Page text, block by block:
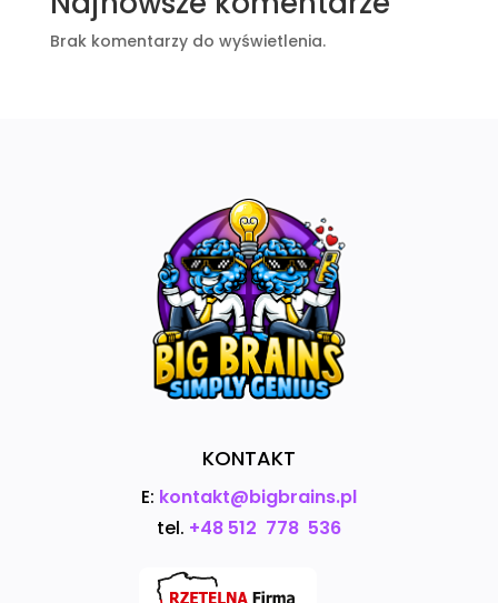
Brak komentarzy do wyświetlenia.
KONTAKT
E: kontakt@bigbrains.pl
tel. +48 512 778 536